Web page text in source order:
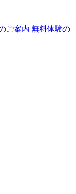
ご案内 無料体験の